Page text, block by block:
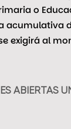
o
acumulativa
exigirá al
ABIERTAS